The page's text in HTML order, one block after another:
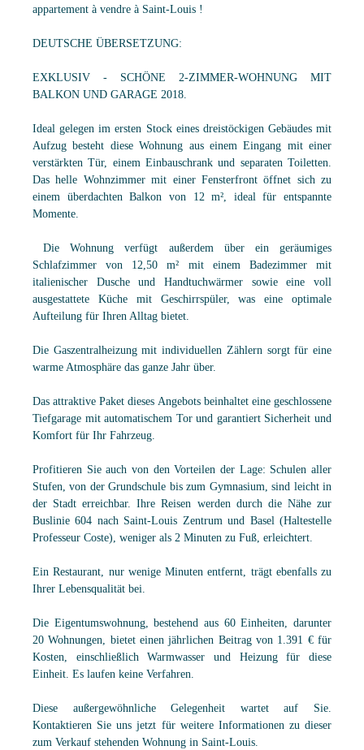
appartement à vendre à Saint-Louis !
DEUTSCHE ÜBERSETZUNG:
EXKLUSIV - SCHÖNE 2-ZIMMER-WOHNUNG MIT
BALKON UND GARAGE 2018.
Ideal gelegen im ersten Stock eines dreistöckigen Gebäudes mit
Aufzug besteht diese Wohnung aus einem Eingang mit einer
verstärkten Tür, einem Einbauschrank und separaten Toiletten.
Das helle Wohnzimmer mit einer Fensterfront öffnet sich zu
einem überdachten Balkon von 12 m², ideal für entspannte
Momente.
Die Wohnung verfügt außerdem über ein geräumiges
Schlafzimmer von 12,50 m² mit einem Badezimmer mit
italienischer Dusche und Handtuchwärmer sowie eine voll
ausgestattete Küche mit Geschirrspüler, was eine optimale
Aufteilung für Ihren Alltag bietet.
Die Gaszentralheizung mit individuellen Zählern sorgt für eine
warme Atmosphäre das ganze Jahr über.
Das attraktive Paket dieses Angebots beinhaltet eine geschlossene
Tiefgarage mit automatischem Tor und garantiert Sicherheit und
Komfort für Ihr Fahrzeug.
Profitieren Sie auch von den Vorteilen der Lage: Schulen aller
Stufen, von der Grundschule bis zum Gymnasium, sind leicht in
der Stadt erreichbar. Ihre Reisen werden durch die Nähe zur
Buslinie 604 nach Saint-Louis Zentrum und Basel (Haltestelle
Professeur Coste), weniger als 2 Minuten zu Fuß, erleichtert.
Ein Restaurant, nur wenige Minuten entfernt, trägt ebenfalls zu
Ihrer Lebensqualität bei.
Die Eigentumswohnung, bestehend aus 60 Einheiten, darunter
20 Wohnungen, bietet einen jährlichen Beitrag von 1.391 € für
Kosten, einschließlich Warmwasser und Heizung für diese
Einheit. Es laufen keine Verfahren.
Diese außergewöhnliche Gelegenheit wartet auf Sie.
Kontaktieren Sie uns jetzt für weitere Informationen zu dieser
zum Verkauf stehenden Wohnung in Saint-Louis.